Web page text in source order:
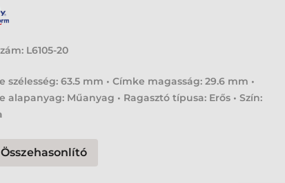
L6105-20
szélesség: 63.5 mm • Címke magasság: 29.6 mm •
alapanyag: Műanyag • Ragasztó típusa: Erős • Szín:
Összehasonlító